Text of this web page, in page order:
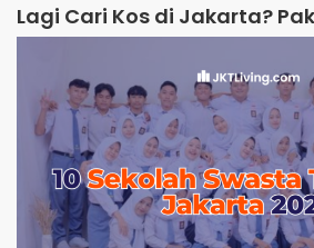
Lagi Cari Kos di Jakarta?